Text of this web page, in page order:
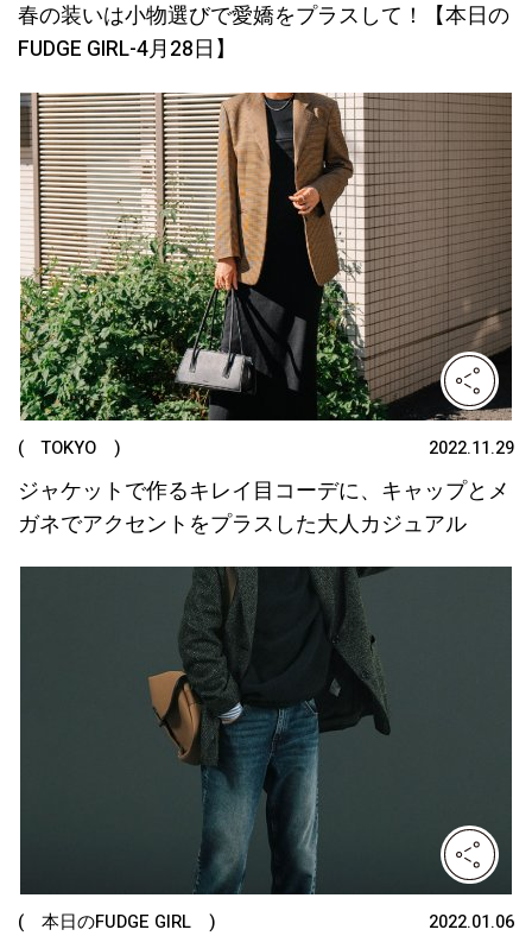
春の装いは小物選びで愛嬌をプラスして！【本日の
FUDGE GIRL-4月28日】
( TOKYO ) 2022.11.29
ジャケットで作るキレイ目コーデに、キャップとメ
ガネでアクセントをプラスした大人カジュアル
( 本日のFUDGE GIRL ) 2022.01.06